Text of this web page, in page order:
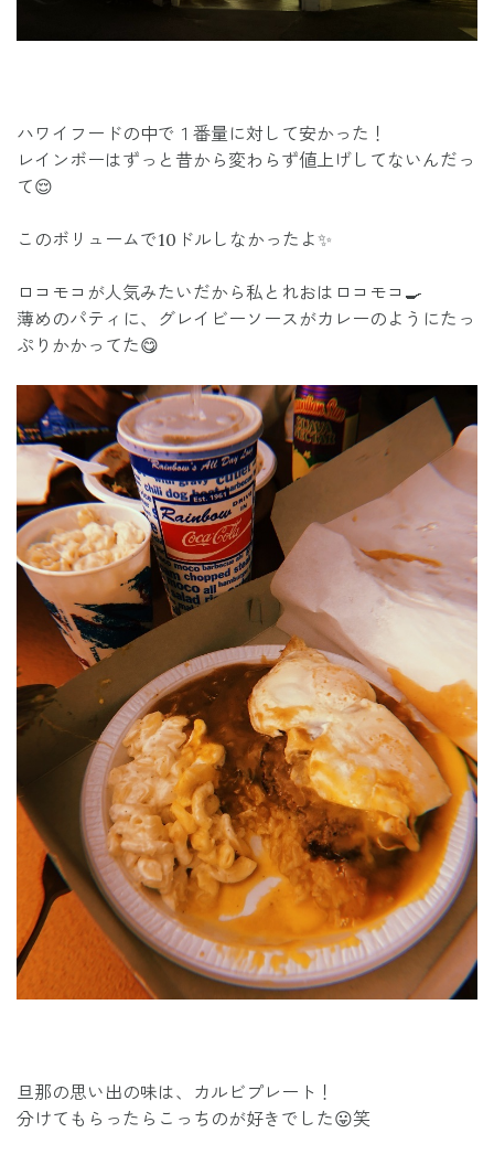
ハワイフードの中で１番量に対して安かった！
レインボーはずっと昔から変わらず値上げしてないんだっ
て😌
このボリュームで10ドルしなかったよ✨
ロコモコが人気みたいだから私とれおはロコモコ🍳
薄めのパティに、グレイビーソースがカレーのようにたっ
ぷりかかってた😋
旦那の思い出の味は、カルビプレート！
分けてもらったらこっちのが好きでした😛笑